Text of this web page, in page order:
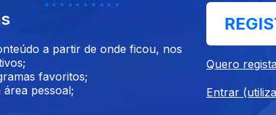
velocistas do atletismo português, e recordista dos
do programa Special Olympics Portugal e contou
a partir de onde ficou, nos
favoritos;
área pessoal;
Quero
Entrar